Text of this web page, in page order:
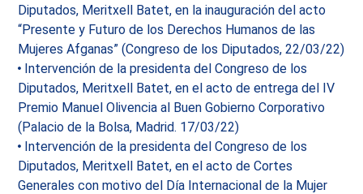
Diputados, Meritxell Batet, en la inauguración del acto
“Presente y Futuro de los Derechos Humanos de las
Mujeres Afganas” (Congreso de los Diputados, 22/03/22)
Intervención de la presidenta del Congreso de los
Diputados, Meritxell Batet, en el acto de entrega del IV
Premio Manuel Olivencia al Buen Gobierno Corporativo
(Palacio de la Bolsa, Madrid. 17/03/22)
Intervención de la presidenta del Congreso de los
Diputados, Meritxell Batet, en el acto de Cortes
Generales con motivo del Día Internacional de la Mujer